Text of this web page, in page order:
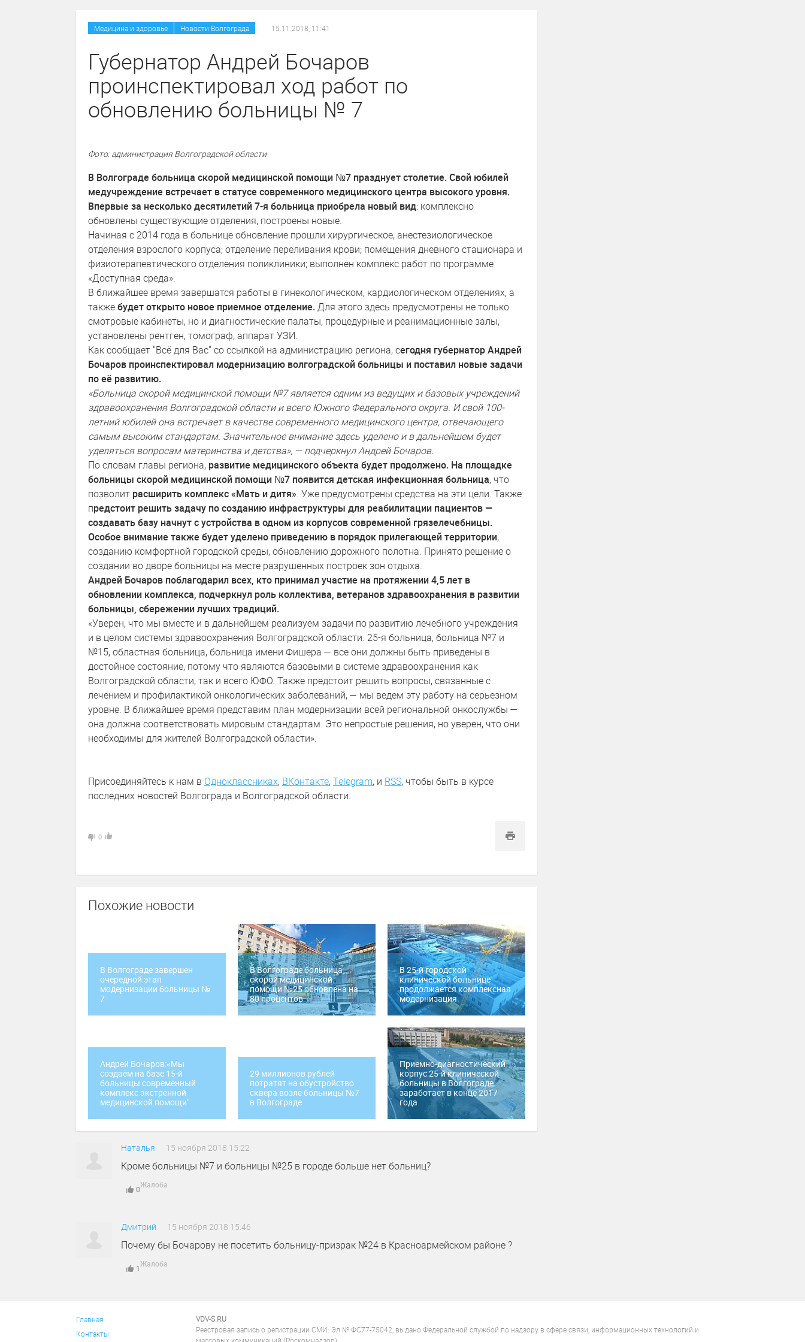
Медицина и здоровье Новости Волгограда 15.11.2018, 11:41
Губернатор Андрей Бочаров
проинспектировал ход работ по
обновлению больницы № 7
Фото: администрация Волгоградской области
В Волгограде больница скорой медицинской помощи №7 празднует столетие. Свой юбилей
медучреждение встречает в статусе современного медицинского центра высокого уровня.
Впервые за несколько десятилетий 7-я больница приобрела новый вид: комплексно
обновлены существующие отделения, построены новые.
Начиная с 2014 года в больнице обновление прошли хирургическое, анестезиологическое
отделения взрослого корпуса; отделение переливания крови; помещения дневного стационара и
физиотерапевтического отделения поликлиники; выполнен комплекс работ по программе
«Доступная среда».
В ближайшее время завершатся работы в гинекологическом, кардиологическом отделениях, а
такжебудет открыто новое приемное отделение.Для этого здесь предусмотрены не только
смотровые кабинеты, но и диагностические палаты, процедурные и реанимационные залы,
установлены рентген, томограф, аппарат УЗИ.
Как сообщает "Всё для Вас" со ссылкой на администрацию региона, сегодня губернатор Андрей
Бочаров проинспектировал модернизацию волгоградской больницы и поставил новые задачи
по её развитию.
«Больница скорой медицинской помощи №7 является одним из ведущих и базовых учреждений
здравоохранения Волгоградской области и всего Южного Федерального округа. И свой 100-
летний юбилей она встречает в качестве современного медицинского центра, отвечающего
самым высоким стандартам. Значительное внимание здесь уделено и в дальнейшем будет
уделяться вопросам материнства и детства», — подчеркнул Андрей Бочаров.
По словам главы региона, развитие медицинского объекта будет продолжено. На площадке
больницы скорой медицинской помощи №7 появится детская инфекционная больница, что
позволит расширить комплекс «Мать и дитя». Уже предусмотрены средства на эти цели. Также
предстоит решить задачу по созданию инфраструктуры для реабилитации пациентов —
создавать базу начнут с устройства в одном из корпусов современной грязелечебницы.
Особое внимание также будет уделено приведению в порядок прилегающей территории,
созданию комфортной городской среды, обновлению дорожного полотна. Принято решение о
создании во дворе больницы на месте разрушенных построек зон отдыха.
Андрей Бочаров поблагодарил всех, кто принимал участие на протяжении 4,5 лет в
обновлении комплекса, подчеркнул роль коллектива, ветеранов здравоохранения в развитии
больницы, сбережении лучших традиций.
«Уверен, что мы вместе и в дальнейшем реализуем задачи по развитию лечебного учреждения
и в целом системы здравоохранения Волгоградской области. 25-я больница, больница №7 и
№15, областная больница, больница имени Фишера — все они должны быть приведены в
достойное состояние, потому что являются базовыми в системе здравоохранения как
Волгоградской области, так и всего ЮФО. Также предстоит решить вопросы, связанные с
лечением и профилактикой онкологических заболеваний, — мы ведем эту работу на серьезном
уровне. В ближайшее время представим план модернизации всей региональной онкослужбы —
она должна соответствовать мировым стандартам. Это непростые решения, но уверен, что они
необходимы для жителей Волгоградской области».
Присоединяйтесь к нам в Одноклассниках, ВКонтакте,Telegram, и RSS, чтобы быть в курсе
последних новостей Волгограда и Волгоградской области.
0
Похожие новости
В Волгограде завершен
очередной этап
модернизации больницы №
7
В Волгограде больница
скорой медицинской
помощи №25 обновлена на
80 процентов
В 25-й городской
клинической больнице
продолжается комплексная
модернизация
Андрей Бочаров:«Мы
создаём на базе 15-й
больницы современный
комплекс экстренной
медицинской помощи"
29 миллионов рублей
потратят на обустройство
сквера возле больницы №7
в Волгограде
Приемно-диагностический
корпус 25-й клинической
больницы в Волгограде
заработает в конце 2017
года
Наталья 15 ноября 2018 15:22
Кроме больницы №7 и больницы №25 в городе больше нет больниц?
0Жалоба
Дмитрий 15 ноября 2018 15:46
Почему бы Бочарову не посетить больницу-призрак №24 в Красноармейском районе ?
1Жалоба
Главная
Контакты
VDV-S.RU
Реестровая запись о регистрации СМИ: Эл № ФС77-75042, выдано Федеральной службой по надзору в сфере связи, информационных технологий и